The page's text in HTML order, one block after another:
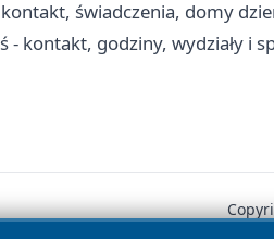
kontakt, świadczenia, domy
- kontakt, godziny, wydziały i